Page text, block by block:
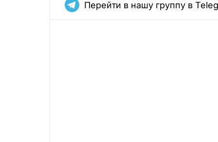
Перейти в нашу группу в